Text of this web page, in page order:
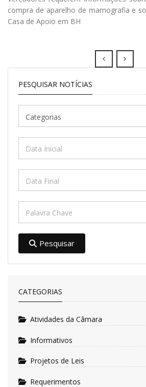
compra de aparelho de mamografia e
Casa de Apoio em BH
Prev Next
PESQUISAR NOTÍCIAS
Pesquisar
CATEGORIAS
Atividades da Câmara
Informativos
Projetos de Leis
Requerimentos